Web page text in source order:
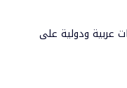
عربية ودولية على